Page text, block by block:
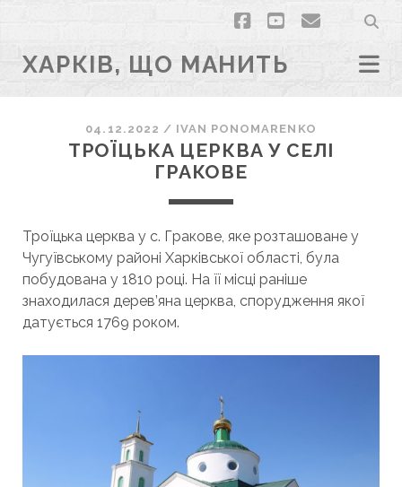
facebook
youtubeemail
ХАРКІВ, ЩО МАНИТЬ
04.12.2022 / ІVAN PONOMARENKO
ТРОЇЦЬКА ЦЕРКВА У СЕЛІ
ГРАКОВЕ
Троїцька церква у с. Гракове, яке розташоване у
Чугуївському районі Харківської області, була
побудована у 1810 році. На її місці раніше
знаходилася дерев’яна церква, спорудження якої
датується 1769 роком.